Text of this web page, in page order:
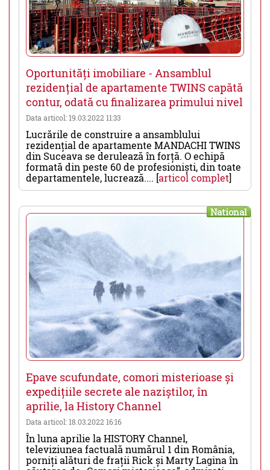
Oportunități imobiliare - Ansamblul
rezidențial de apartamente TWINS capătă
contur, odată cu finalizarea primului nivel
Data articol: 19.03.2022 11:33
Lucrările de construire a ansamblului
rezidențial de apartamente MANDACHI TWINS
din Suceava se derulează în forță. O echipă
formată din peste 60 de profesioniști, din toate
departamentele, lucrează.... [articol complet]
National
Epave scufundate, comori misterioase și
expedițiile secrete ale naziștilor, în
aprilie, la History Channel
Data articol: 18.03.2022 16:16
În luna aprilie la HISTORY Channel,
televiziunea factuală numărul 1 din România,
porniți alături de frații Rick și Marty Lagina în